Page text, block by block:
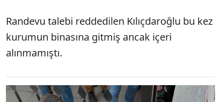
Randevu talebi reddedilen Kılıçdaroğlu bu kez
kurumun binasına gitmiş ancak içeri
alınmamıştı.